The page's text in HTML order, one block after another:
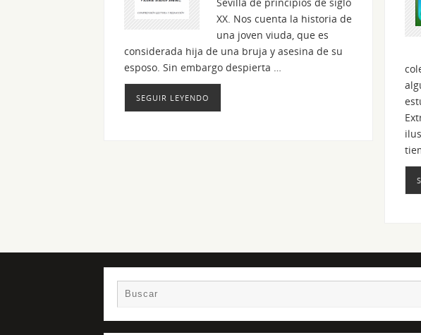
XX. Nos cuenta la historia de
una joven viuda, que es
considerada hija de una bruja y asesina de su
esposo. Sin embargo despierta …
SEGUIR LEYENDO